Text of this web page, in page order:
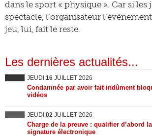
dans le sport « physique ». Car si
spectacle, l’organisateur
jeu, lui, fait le reste.
Les dernières actualités...
JEUDI 16 JUILLET 2026
Condamnée par avoir fait indûment
vidéos
JEUDI 02 JUILLET 2026
Charge de la preuve : qualifier d’abord la
signature électronique